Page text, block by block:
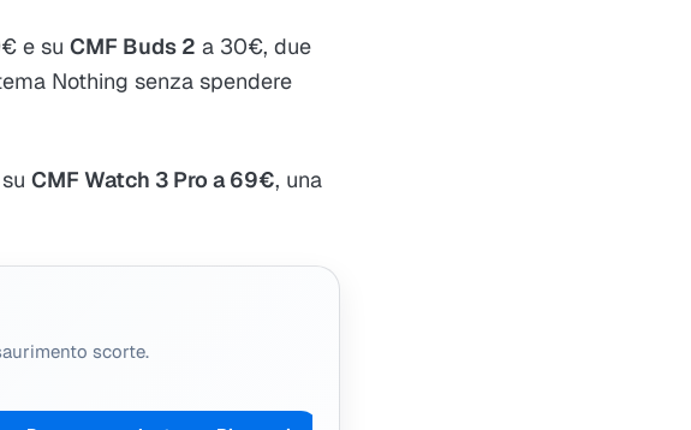
e su CMF Buds 2 a 30€, due
Nothing senza spendere
CMF Watch 3 Pro a 69€, una
scorte.